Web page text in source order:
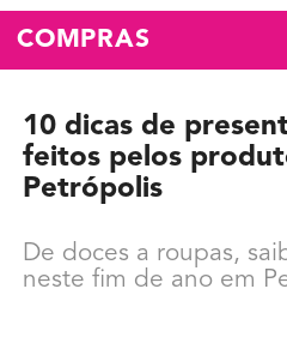
COMPRAS
10 dicas de
feitos pelos
Petrópolis
De doces a roupas,
neste fim de ano em